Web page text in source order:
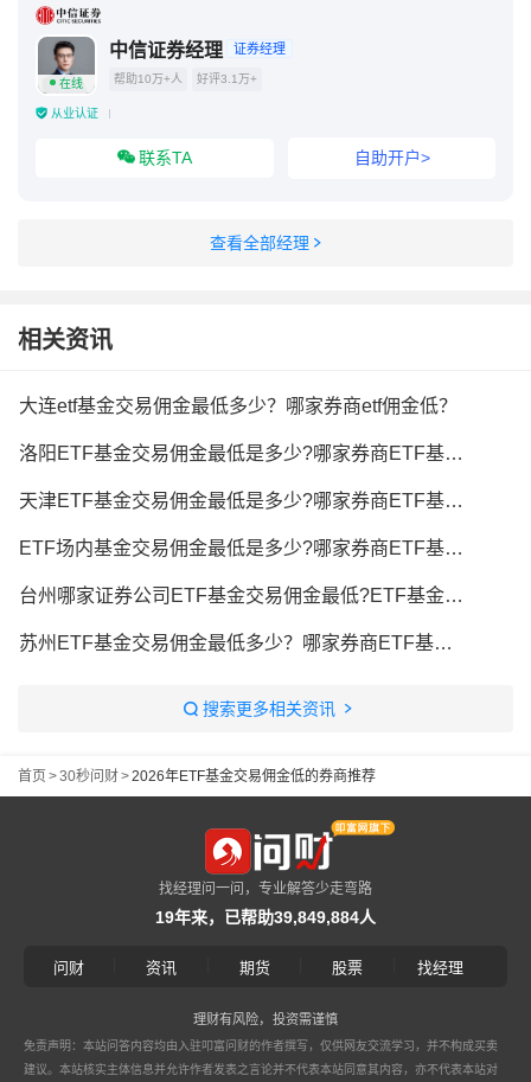
在线
中信证券经理 证券经理
帮助10万+人 好评3.1万+
从业认证
联系TA 自助开户>
查看全部经理
相关资讯
大连etf基金交易佣金最低多少？哪家券商etf佣金低？
洛阳ETF基金交易佣金最低是多少?哪家券商ETF基金佣金最低?
天津ETF基金交易佣金最低是多少?哪家券商ETF基金佣金最低?
ETF场内基金交易佣金最低是多少?哪家券商ETF基金佣金最低?
台州哪家证券公司ETF基金交易佣金最低?ETF基金佣金最低是多少?
苏州ETF基金交易佣金最低多少？哪家券商ETF基金佣金最低？
搜索更多相关资讯
首页 >30秒问财>2026年ETF基金交易佣金低的券商推荐
找经理问一问，专业解答少走弯路
19年来，已帮助39,849,884人
问财 资讯 期货 股票 找经理
理财有风险，投资需谨慎
免责声明：本站问答内容均由入驻叩富问财的作者撰写，仅供网友交流学习，并不构成买卖
建议。本站核实主体信息并允许作者发表之言论并不代表本站同意其内容，亦不代表本站对